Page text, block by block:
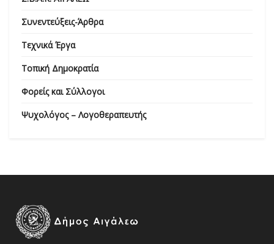
Συνεντεύξεις-Άρθρα
Τεχνικά Έργα
Τοπική Δημοκρατία
Φορείς και Σύλλογοι
Ψυχολόγος – Λογοθεραπευτής